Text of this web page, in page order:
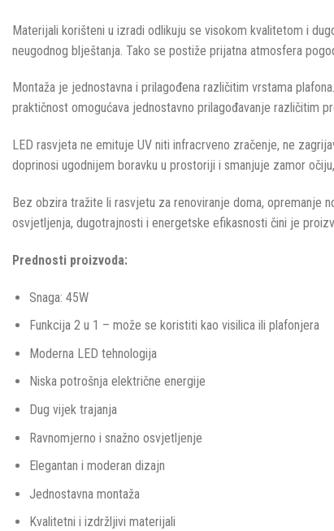
Materijali korišteni u izradi odlikuju se visokom kvalitetom i
neugodnog blještanja. Tako se postiže prijatna atmosfera
Montaža je jednostavna i prilagođena različitim vrstama
praktičnost omogućava jednostavno prilagođavanje različitim
LED rasvjeta ne emituje UV niti infracrveno zračenje, ne
doprinosi ugodnijem boravku u prostoriji i smanjuje zamor
Bez obzira tražite li rasvjetu za renoviranje doma, opremanje
osvjetljenja, dugotrajnosti i energetske efikasnosti čini je
Prednosti proizvoda:
Snaga: 45W
Funkcija 2 u 1 – može se koristiti kao visilica ili plafonjera
Moderna LED tehnologija
Niska potrošnja električne energije
Dug vijek trajanja
Ravnomjerno i snažno osvjetljenje
Elegantan i moderan dizajn
Jednostavna montaža
Kvalitetni i izdržljivi materijali